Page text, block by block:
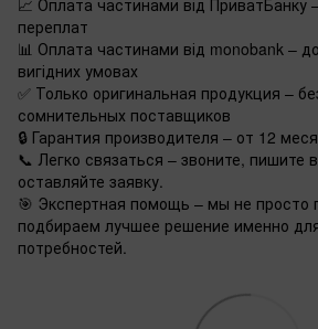
📈 Оплата частинами від ПриватБанку
переплат
📊 Оплата частинами від monobank –
вигідних умовах
✅ Только оригинальная продукция –
сомнительных поставщиков
🔒 Гарантия производителя – от 12
📞 Легко связаться – звоните,
оставляйте заявку.
🎯 Экспертная помощь – мы не просто
подбираем лучшее решение именно
потребностей.